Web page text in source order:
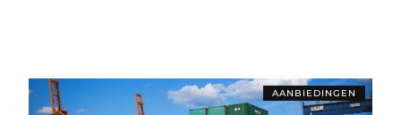
AANBIEDINGEN